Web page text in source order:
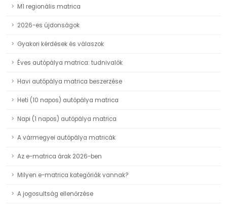
M1 regionális matrica
2026-es újdonságok
Gyakori kérdések és válaszok
Éves autópálya matrica: tudnivalók
Havi autópálya matrica beszerzése
Heti (10 napos) autópálya matrica
Napi (1 napos) autópálya matrica
A vármegyei autópálya matricák
Az e-matrica árak 2026-ben
Milyen e-matrica kategóriák vannak?
A jogosultság ellenőrzése